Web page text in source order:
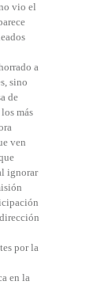
vio el
a
sino
de
más
ven
ignorar
por la
en la